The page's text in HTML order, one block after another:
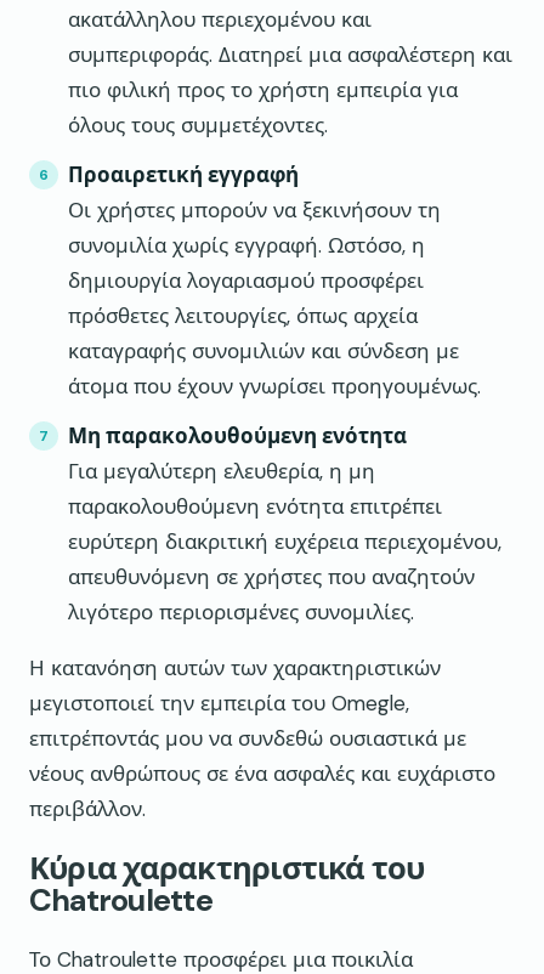
ακατάλληλου περιεχομένου και
συμπεριφοράς. Διατηρεί μια ασφαλέστερη και
πιο φιλική προς το χρήστη εμπειρία για
όλους τους συμμετέχοντες.
Προαιρετική εγγραφή
Οι χρήστες μπορούν να ξεκινήσουν τη
συνομιλία χωρίς εγγραφή. Ωστόσο, η
δημιουργία λογαριασμού προσφέρει
πρόσθετες λειτουργίες, όπως αρχεία
καταγραφής συνομιλιών και σύνδεση με
άτομα που έχουν γνωρίσει προηγουμένως.
Μη παρακολουθούμενη ενότητα
Για μεγαλύτερη ελευθερία, η μη
παρακολουθούμενη ενότητα επιτρέπει
ευρύτερη διακριτική ευχέρεια περιεχομένου,
απευθυνόμενη σε χρήστες που αναζητούν
λιγότερο περιορισμένες συνομιλίες.
Η κατανόηση αυτών των χαρακτηριστικών
μεγιστοποιεί την εμπειρία του Omegle,
επιτρέποντάς μου να συνδεθώ ουσιαστικά με
νέους ανθρώπους σε ένα ασφαλές και ευχάριστο
περιβάλλον.
Κύρια χαρακτηριστικά του
Chatroulette
Το Chatroulette προσφέρει μια ποικιλία